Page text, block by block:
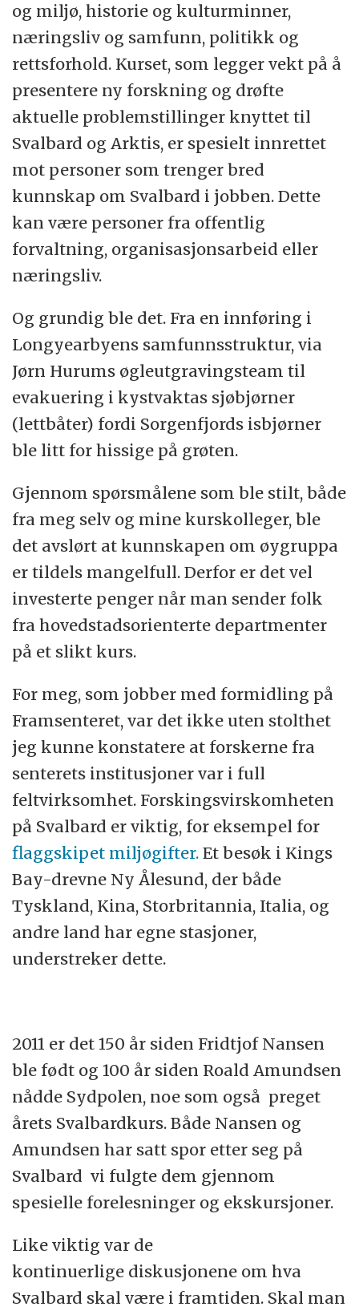
og miljø, historie og kulturminner,
næringsliv og samfunn, politikk og
rettsforhold. Kurset, som legger vekt på å
presentere ny forskning og drøfte
aktuelle problemstillinger knyttet til
Svalbard og Arktis, er spesielt innrettet
mot personer som trenger bred
kunnskap om Svalbard i jobben. Dette
kan være personer fra offentlig
forvaltning, organisasjonsarbeid eller
næringsliv.
Og grundig ble det. Fra en innføring i
Longyearbyens samfunnsstruktur, via
Jørn Hurums øgleutgravingsteam til
evakuering i kystvaktas sjøbjørner
(lettbåter) fordi Sorgenfjords isbjørner
ble litt for hissige på grøten.
Gjennom spørsmålene som ble stilt, både
fra meg selv og mine kurskolleger, ble
det avslørt at kunnskapen om øygruppa
er tildels mangelfull. Derfor er det vel
investerte penger når man sender folk
fra hovedstadsorienterte departmenter
på et slikt kurs.
For meg, som jobber med formidling på
Framsenteret, var det ikke uten stolthet
jeg kunne konstatere at forskerne fra
senterets institusjoner var i full
feltvirksomhet. Forskingsvirskomheten
på Svalbard er viktig, for eksempel for
flaggskipet miljøgifter. Et besøk i Kings
Bay-drevne Ny Ålesund, der både
Tyskland, Kina, Storbritannia, Italia, og
andre land har egne stasjoner,
understreker dette.
2011 er det 150 år siden Fridtjof Nansen
ble født og 100 år siden Roald Amundsen
nådde Sydpolen, noe som også preget
årets Svalbardkurs. Både Nansen og
Amundsen har satt spor etter seg på
Svalbard vi fulgte dem gjennom
spesielle forelesninger og ekskursjoner.
Like viktig var de
kontinuerlige diskusjonene om hva
Svalbard skal være i framtiden. Skal man